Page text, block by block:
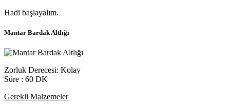
Hadi başlayalım.
Mantar Bardak Altlığı
Zorluk Derecesi: Kolay
Süre : 60 DK
Gerekli Malzemeler